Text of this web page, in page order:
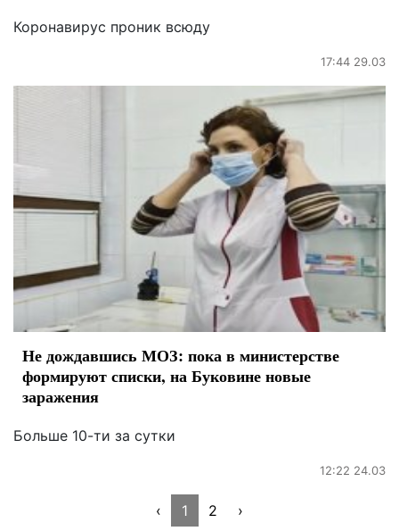
Коронавирус проник всюду
17:44 29.03
Не дождавшись МОЗ: пока в министерстве
формируют списки, на Буковине новые
заражения
Больше 10-ти за сутки
12:22 24.03
‹ 1 2 ›